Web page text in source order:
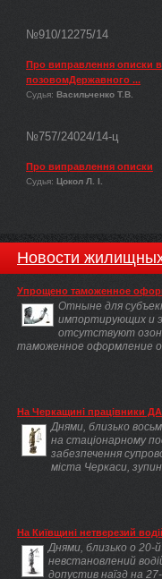
№910/12275/14
Про виправлення описки в
позовомДержавного ...
Судья: Васильченко Т.В.
№757/24024/14-ц
Про виправлення описки
Судья: Цокол Л. І.
Новости
Упрощено таможенное
Отныне для
импортирующих и
отсутствуют
таможенное оформление
На Черкащині працівники
Днями, близько
на стаціонарному
забезпечення
міста Черкаси,
На Київщині нетверезий
Днями, близько о 20-й
невстановлений
допустив наїзд на